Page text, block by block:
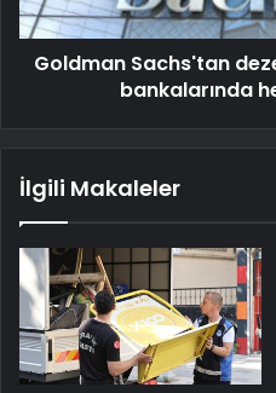
Goldman Sachs'tan
bankalarında
İlgili Makaleler